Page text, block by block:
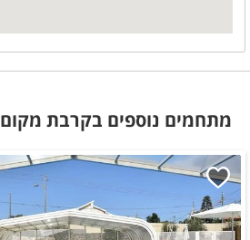
סבונים
פלטה
בית כנסת
מתחמים נוספים בקרבת מקום